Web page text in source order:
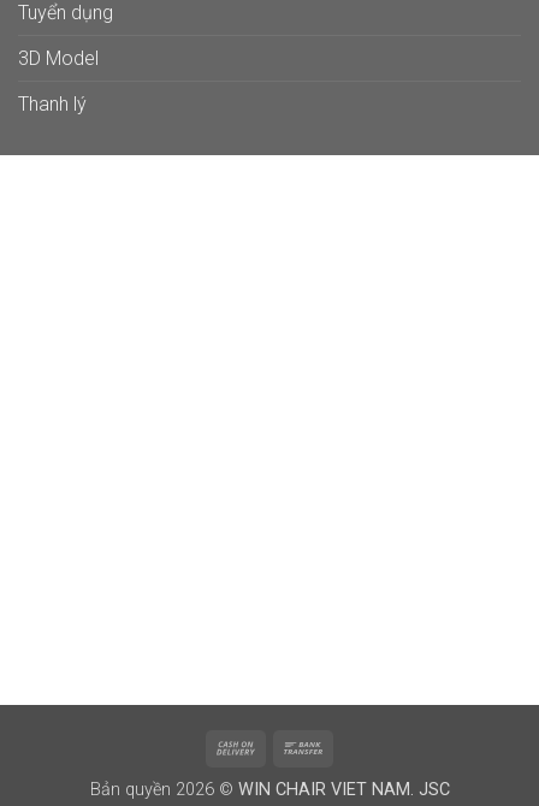
Tuyển dụng
3D Model
Thanh lý
Cash
Delivery
Bản quyền 2026 © WIN CHAIR VIET NAM. JSC